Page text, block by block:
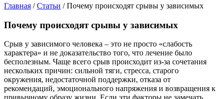
Главная / Статьи / Почему происходят срывы у зависимых
Почему происходят срывы у зависимых
Срыв у зависимого человека – это не просто «слабость
характера» и не доказательство того, что лечение было
бесполезным. Чаще всего срыв происходит из-за сочетания
нескольких причин: сильной тяги, стресса, старого
окружения, недостаточной поддержки, отказа от
рекомендаций, эмоционального напряжения и возвращения к